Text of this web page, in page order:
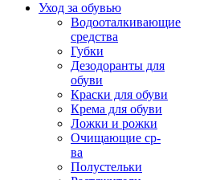
Уход за обувью
Водооталкивающие
средства
Губки
Дезодоранты для
обуви
Краски для обуви
Крема для обуви
Ложки и рожки
Очищающие ср-
ва
Полустельки